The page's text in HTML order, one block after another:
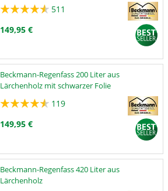
511
149,95 €
Beckmann-Regenfass 200 Liter aus
Lärchenholz mit schwarzer Folie
119
149,95 €
Beckmann-Regenfass 420 Liter aus
Lärchenholz